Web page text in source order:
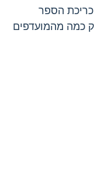
הספר
כמה מהמועדפים